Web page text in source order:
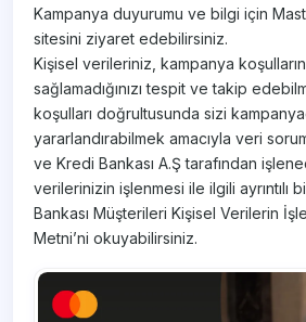
Kampanya duyurumu ve bilgi için
sitesini ziyaret edebilirsiniz.
Kişisel verileriniz, kampanya
sağlamadığınızı tespit ve takip
koşulları doğrultusunda sizi
yararlandırabilmek amacıyla veri
ve Kredi Bankası A.Ş tarafından
verilerinizin işlenmesi ile ilgili ayrıntılı
Bankası Müşterileri Kişisel Verilerin
Metni’ni okuyabilirsiniz.